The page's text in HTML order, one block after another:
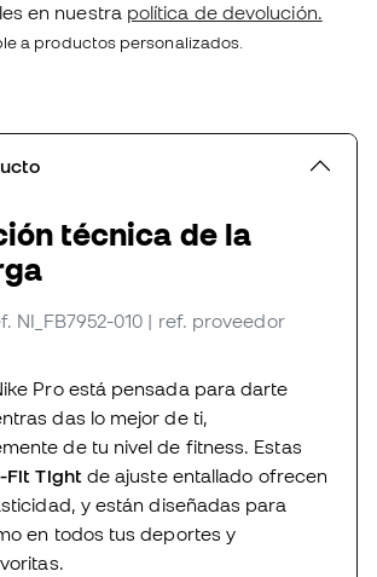
en nuestra política de devolución.
a productos personalizados.
técnica de la
NI_FB7952-010 | ref. proveedor
Pro está pensada para darte
das lo mejor de ti,
de tu nivel de fitness. Estas
Fit Tight de ajuste entallado ofrecen
y están diseñadas para
en todos tus deportes y